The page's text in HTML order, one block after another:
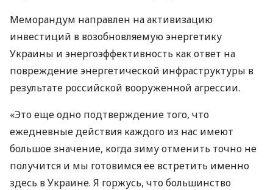
Меморандум направлен на активизацию
инвестиций в возобновляемую энергетику
Украины и энергоэффективность как ответ на
повреждение энергетической инфраструктуры в
результате российской вооруженной агрессии.
«Это еще одно подтверждение того, что
ежедневные действия каждого из нас имеют
большое значение, когда зиму отменить точно не
получится и мы готовимся ее встретить именно
здесь в Украине. Я горжусь, что большинство